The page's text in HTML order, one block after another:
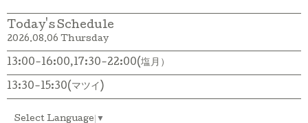
Today's Schedule
2026.08.06 Thursday
13:00-16:00,17:30-22:00(塩月）
13:30-15:30(マツイ)
Select Language ▼